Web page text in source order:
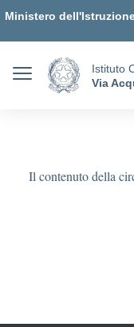
Ministero
Istituto
Via
Il contenuto della